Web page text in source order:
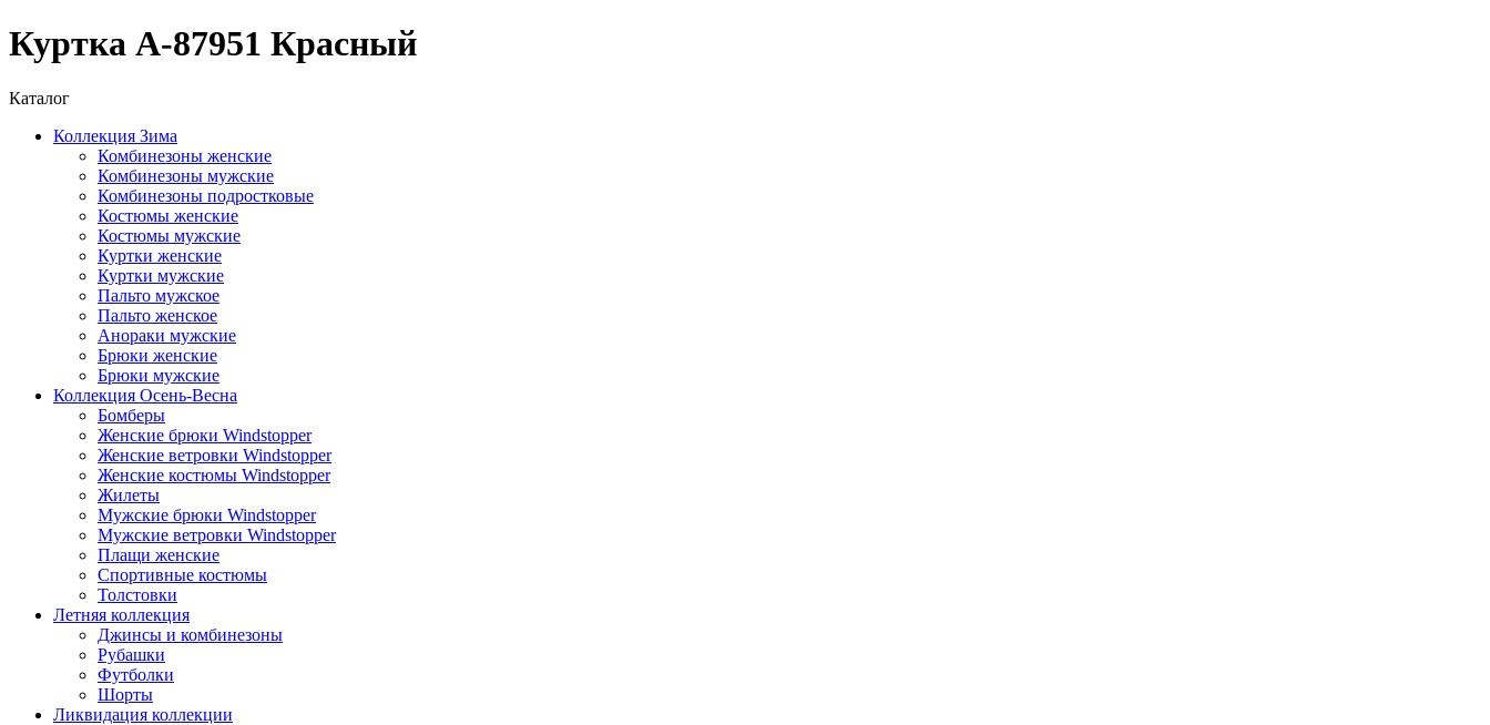
Куртка A-87951 Красный
Каталог
Коллекция Зима
Комбинезоны женские
Комбинезоны мужские
Комбинезоны подростковые
Костюмы женские
Костюмы мужские
Куртки женские
Куртки мужские
Пальто мужское
Пальто женское
Анораки мужские
Брюки женские
Брюки мужские
Коллекция Осень-Весна
Бомберы
Женские брюки Windstopper
Женские ветровки Windstopper
Женские костюмы Windstopper
Жилеты
Мужские брюки Windstopper
Мужские ветровки Windstopper
Плащи женские
Спортивные костюмы
Толстовки
Летняя коллекция
Джинсы и комбинезоны
Рубашки
Футболки
Шорты
Ликвидация коллекции